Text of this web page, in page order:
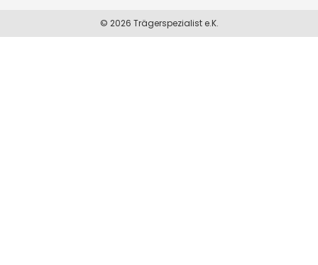
© 2026 Trägerspezialist e.K.